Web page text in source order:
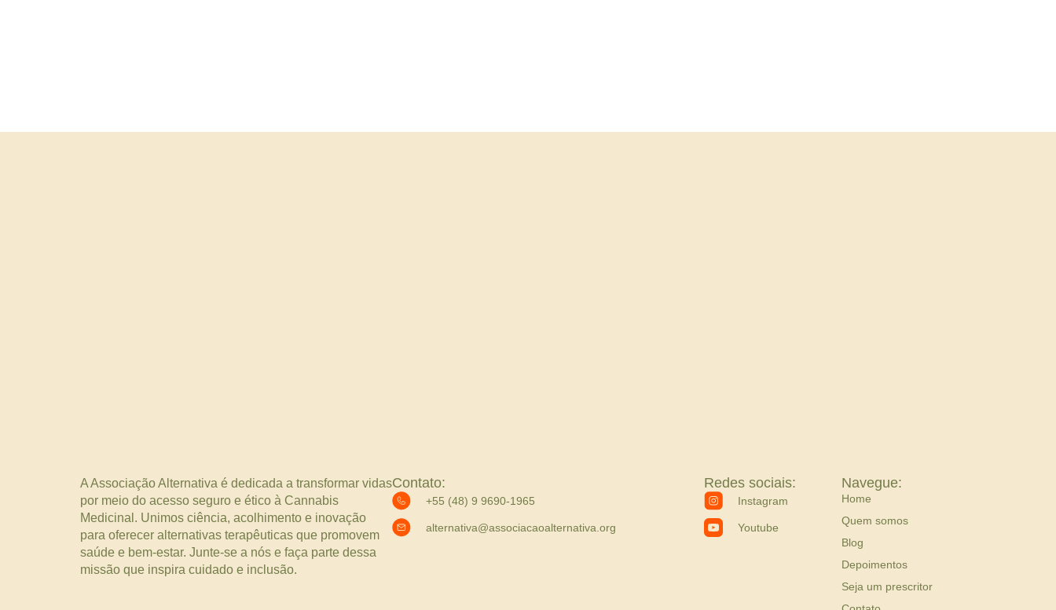
A Associação Alternativa é dedicada a transformar vidas
por meio do acesso seguro e ético à Cannabis
Medicinal. Unimos ciência, acolhimento e inovação
para oferecer alternativas terapêuticas que promovem
saúde e bem-estar. Junte-se a nós e faça parte dessa
missão que inspira cuidado e inclusão.
Contato:
+55 (48) 9 9690-1965
alternativa@associacaoalternativa.org
Redes sociais:
Instagram
Youtube
Navegue:
Home
Quem somos
Blog
Depoimentos
Seja um prescritor